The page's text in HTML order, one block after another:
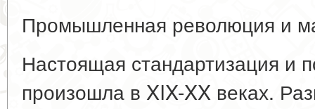
Промышленная революция и
Настоящая стандартизация и
произошла в XIX-XX веках.